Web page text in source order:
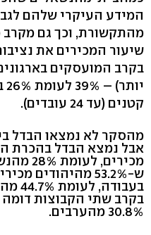
המידע העיקרי שלהם
מהתקשורת, וכך גם מקרב
שיעור המכירים את
קטנים (עד 24 עובדים).
מהסקר לא נמצאו הבדל
ש-53.2% מהיהודים
30.8% מהערבים.